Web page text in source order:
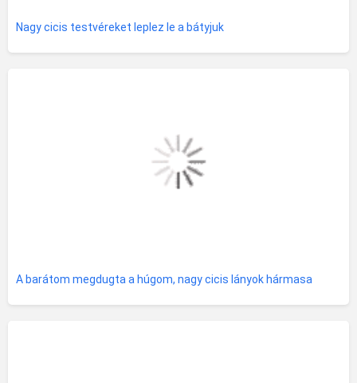
Nagy cicis testvéreket leplez le a bátyjuk
A barátom megdugta a húgom, nagy cicis lányok hármasa